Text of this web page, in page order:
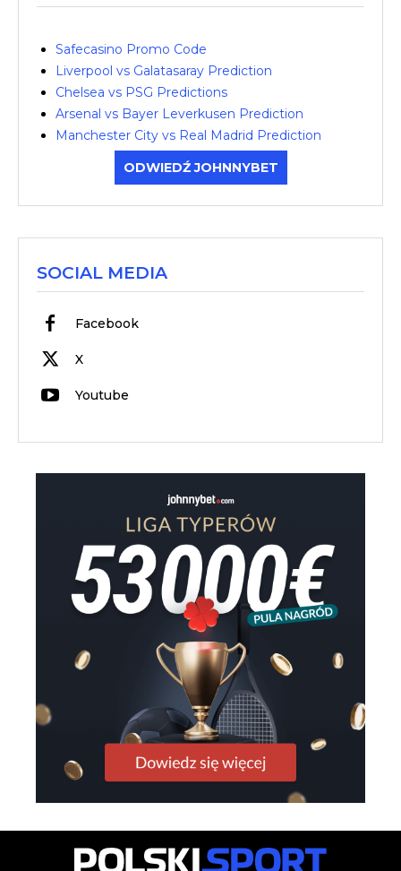
Safecasino Promo Code
Liverpool vs Galatasaray Prediction
Chelsea vs PSG Predictions
Arsenal vs Bayer Leverkusen Prediction
Manchester City vs Real Madrid Prediction
ODWIEDŹ JOHNNYBET
SOCIAL MEDIA
Facebook
X
Youtube